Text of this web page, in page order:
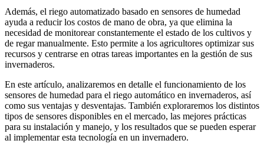
Además, el riego automatizado basado en sensores de humedad
ayuda a reducir los costos de mano de obra, ya que elimina la
necesidad de monitorear constantemente el estado de los cultivos y
de regar manualmente. Esto permite a los agricultores optimizar sus
recursos y centrarse en otras tareas importantes en la gestión de sus
invernaderos.
En este artículo, analizaremos en detalle el funcionamiento de los
sensores de humedad para el riego automático en invernaderos, así
como sus ventajas y desventajas. También exploraremos los distintos
tipos de sensores disponibles en el mercado, las mejores prácticas
para su instalación y manejo, y los resultados que se pueden esperar
al implementar esta tecnología en un invernadero.